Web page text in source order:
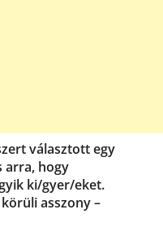
választott egy
arra, hogy
ki/gyer/eket.
asszony –